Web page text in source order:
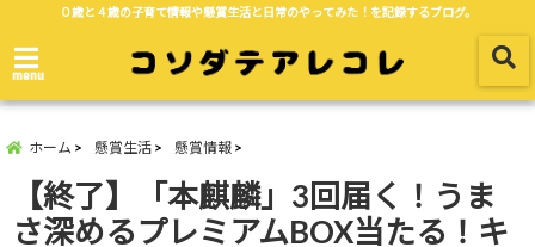
０歳と４歳の子育て情報や懸賞生活と日常のやってみた！を記録するブログ。
menu
ホーム 懸賞生活 懸賞情報
【終了】「本麒麟」3回届く！うま
さ深めるプレミアムBOX当たる！キ